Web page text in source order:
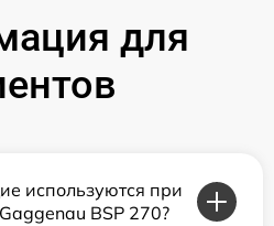
для
используются при
BSP 270?